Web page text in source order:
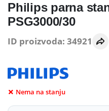
Philips parna
PSG3000/30
ID proizvoda: 34921
Nema na stanju